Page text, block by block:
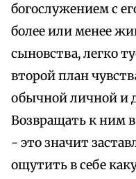
богослужением с
более или менее
сыновства, легко
второй план
обычной личной и
Возвращать к ним
- это значит
ощутить в себе